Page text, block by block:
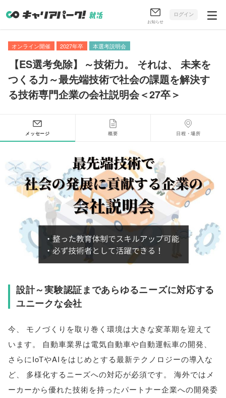
お知らせ
ログイン
オンライン開催 2027年卒 本選考説明会
【ES選考免除】 ～技術力。 それは、
未来を
つくる力～最先端技術で社会の課題を解決す
る技術専門企業の会社説明会＜27卒＞
メッセージ 概要 日程・場所
設計～実験認証まであらゆるニーズに対応する
ユニークな会社
今
モノづくりを取り巻く環境は大きな変革期を迎えて
います。 自動車業界は電気自動車や自動運転車の開発
さらにIoTやAIをはじめとする最新テクノロジーの導入な
ど
多様化するニーズへの対応が必須です。
海外ではメ
ーカーから優れた技術を持ったパートナー企業への開発委